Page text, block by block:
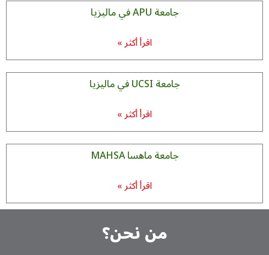
جامعة APU في مالیزیا
اقرأ أكثر »
جامعة UCSI في مالیزیا
اقرأ أكثر »
جامعة ماهسا MAHSA
اقرأ أكثر »
من نحن؟